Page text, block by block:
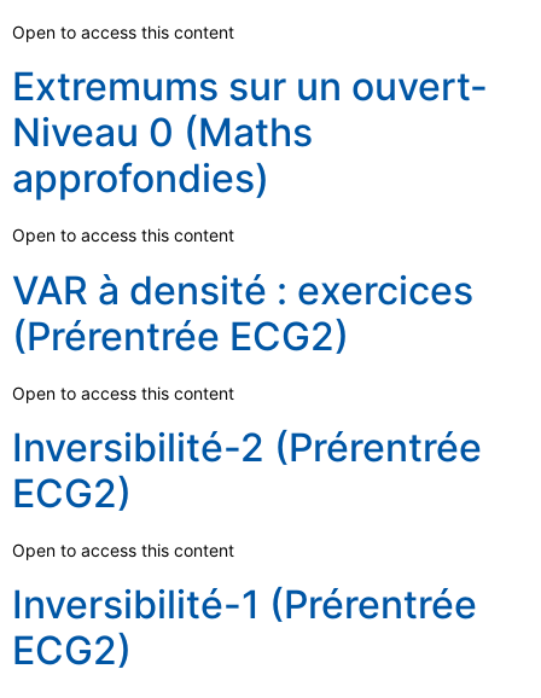
Open to access this content
Extremums sur un ouvert-
Niveau 0 (Maths
approfondies)
Open to access this content
VAR à densité : exercices
(Prérentrée ECG2)
Open to access this content
Inversibilité-2 (Prérentrée
ECG2)
Open to access this content
Inversibilité-1 (Prérentrée
ECG2)